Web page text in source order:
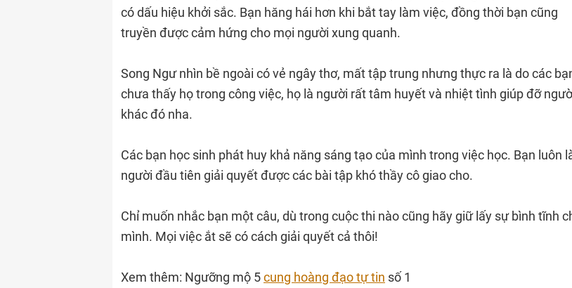
có dấu hiệu khởi sắc. Bạn hăng hái hơn khi bắt tay làm việc, đồng thời bạn cũng
truyền được cảm hứng cho mọi người xung quanh.
Song Ngư nhìn bề ngoài có vẻ ngây thơ, mất tập trung nhưng thực ra là do các
chưa thấy họ trong công việc, họ là người rất tâm huyết và nhiệt tình giúp đỡ
khác đó nha.
Các bạn học sinh phát huy khả năng sáng tạo của mình trong việc học. Bạn luôn
người đầu tiên giải quyết được các bài tập khó thầy cô giao cho.
Chỉ muốn nhắc bạn một câu, dù trong cuộc thi nào cũng hãy giữ lấy sự bình tĩnh
mình. Mọi việc ắt sẽ có cách giải quyết cả thôi!
Xem thêm: Ngưỡng mộ 5cung hoàng đạo tự tin số 1